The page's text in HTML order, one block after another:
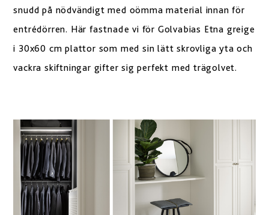
snudd på nödvändigt med oömma material innan för
entrédörren. Här fastnade vi för Golvabias Etna greige
i 30x60 cm plattor som med sin lätt skrovliga yta och
vackra skiftningar gifter sig perfekt med trägolvet.